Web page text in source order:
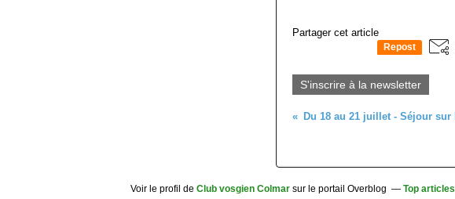
Partager cet article
Repost
S'inscrire à la newsletter
Voir le profil de Club vosgien Colmar sur le portail Overblog Top articles